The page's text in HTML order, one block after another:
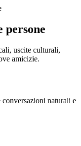
persone
uscite culturali,
amicizie.
naturali e